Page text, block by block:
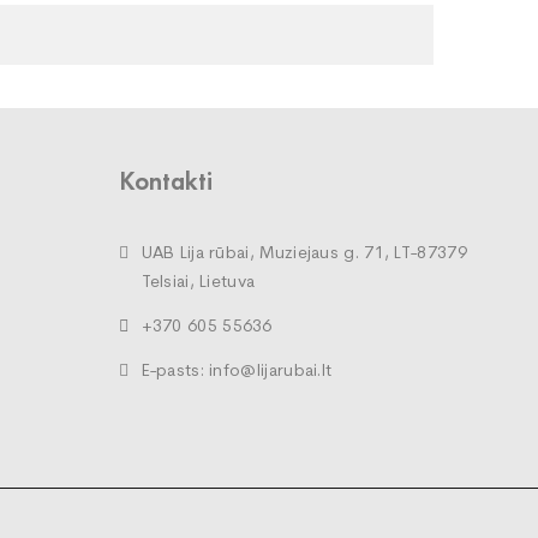
Kontakti
UAB Lija rūbai, Muziejaus g. 71, LT-87379
Telsiai, Lietuva
+370 605 55636
E-pasts: info@lijarubai.lt